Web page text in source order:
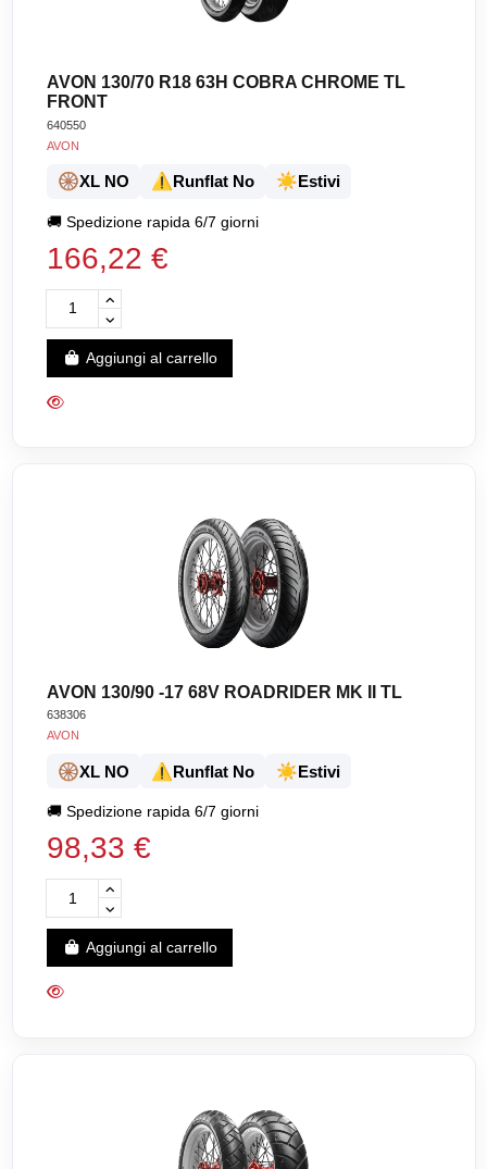
AVON 130/70 R18 63H COBRA CHROME TL
FRONT
640550
AVON
🛞XL NO ⚠️Runflat No ☀️Estivi
🚚Spedizione rapida 6/7 giorni
166,22 €
Aggiungi al carrello
AVON 130/90 -17 68V ROADRIDER MK II TL
638306
AVON
🛞XL NO ⚠️Runflat No ☀️Estivi
🚚Spedizione rapida 6/7 giorni
98,33 €
Aggiungi al carrello